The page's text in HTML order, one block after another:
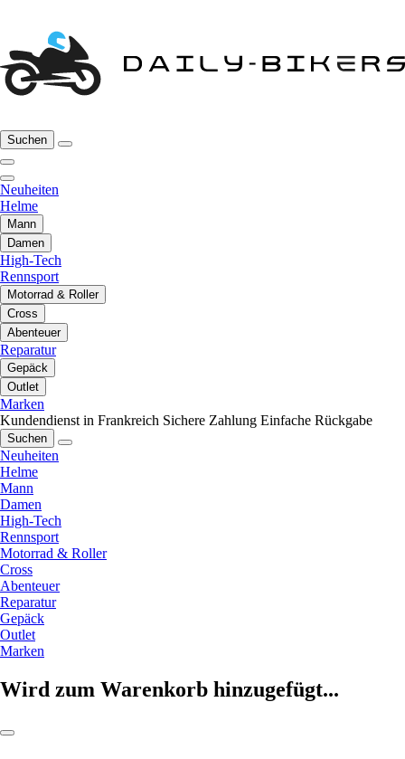
Suchen
Neuheiten
Helme
Mann
Damen
High-Tech
Rennsport
Motorrad & Roller
Cross
Abenteuer
Reparatur
Gepäck
Outlet
Marken
Kundendienst in Frankreich Sichere Zahlung Einfache Rückgabe
Suchen
Neuheiten
Helme
Mann
Damen
High-Tech
Rennsport
Motorrad & Roller
Cross
Abenteuer
Reparatur
Gepäck
Outlet
Marken
Wird zum Warenkorb hinzugefügt...